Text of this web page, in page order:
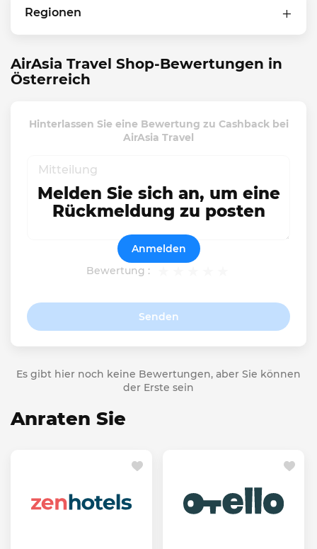
Regionen
AirAsia Travel Shop-Bewertungen in
Österreich
Hinterlassen Sie eine Bewertung zu Cashback bei
AirAsia Travel
Bewertung :
Senden
Melden Sie sich an, um eine
Rückmeldung zu posten
Anmelden
Es gibt hier noch keine Bewertungen, aber Sie können
der Erste sein
Anraten Sie